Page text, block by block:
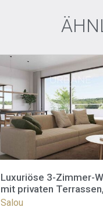
Luxuriöse 3-Zimmer-
mit privaten
Stellplätzen, Pools,
Salou